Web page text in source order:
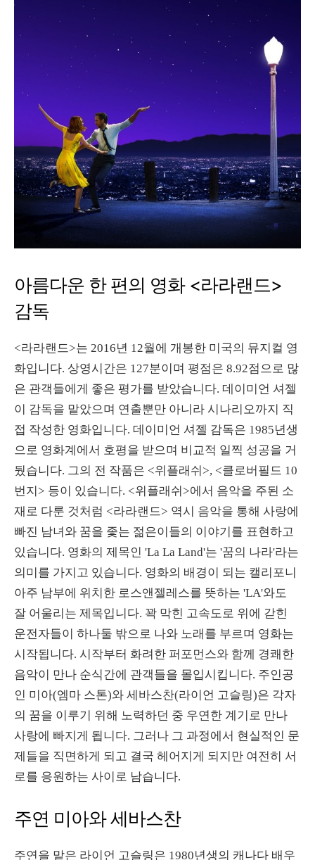
아름다운 한 편의 영화 <라라랜드>
감독
<라라랜드>는 2016년 12월에 개봉한 미국의 뮤지컬 영
화입니다. 상영시간은 127분이며 평점은 8.92점으로 많
은 관객들에게 좋은 평가를 받았습니다. 데이미언 셔젤
이 감독을 맡았으며 연출뿐만 아니라 시나리오까지 직
접 작성한 영화입니다. 데이미언 셔젤 감독은 1985년생
으로 영화계에서 호평을 받으며 비교적 일찍 성공을 거
뒀습니다. 그의 전 작품은 <위플래쉬>, <클로버필드 10
번지> 등이 있습니다. <위플래쉬>에서 음악을 주된 소
재로 다룬 것처럼 <라라랜드> 역시 음악을 통해 사랑에
빠진 남녀와 꿈을 좇는 젊은이들의 이야기를 표현하고
있습니다. 영화의 제목인 'La La Land'는 '꿈의 나라'라는
의미를 가지고 있습니다. 영화의 배경이 되는 캘리포니
아주 남부에 위치한 로스앤젤레스를 뜻하는 'LA'와도
잘 어울리는 제목입니다. 꽉 막힌 고속도로 위에 갇힌
운전자들이 하나둘 밖으로 나와 노래를 부르며 영화는
시작됩니다. 시작부터 화려한 퍼포먼스와 함께 경쾌한
음악이 만나 순식간에 관객들을 몰입시킵니다. 주인공
인 미아(엠마 스톤)와 세바스찬(라이언 고슬링)은 각자
의 꿈을 이루기 위해 노력하던 중 우연한 계기로 만나
사랑에 빠지게 됩니다. 그러나 그 과정에서 현실적인 문
제들을 직면하게 되고 결국 헤어지게 되지만 여전히 서
로를 응원하는 사이로 남습니다.
주연 미아와 세바스찬
주연을 맡은 라이언 고슬링은 1980년생의 캐나다 배우